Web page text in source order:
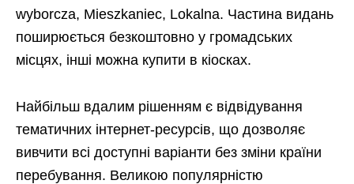
wyborcza, Mieszkaniec, Lokalna. Частина видань
поширюється безкоштовно у громадських
місцях, інші можна купити в кіосках.
Найбільш вдалим рішенням є відвідування
тематичних інтернет-ресурсів, що дозволяє
вивчити всі доступні варіанти без зміни країни
перебування. Великою популярністю